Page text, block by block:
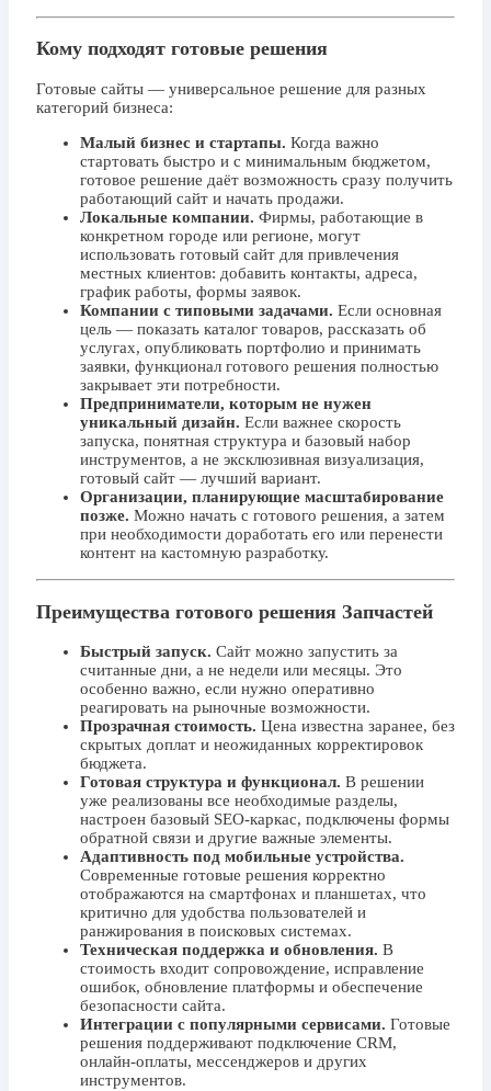
Кому подходят готовые решения
Готовые сайты — универсальное решение для разных
категорий бизнеса:
Малый бизнес и стартапы. Когда важно
стартовать быстро и с минимальным бюджетом,
готовое решение даёт возможность сразу получить
работающий сайт и начать продажи.
Локальные компании. Фирмы, работающие в
конкретном городе или регионе, могут
использовать готовый сайт для привлечения
местных клиентов: добавить контакты, адреса,
график работы, формы заявок.
Компании с типовыми задачами. Если основная
цель — показать каталог товаров, рассказать об
услугах, опубликовать портфолио и принимать
заявки, функционал готового решения полностью
закрывает эти потребности.
Предприниматели, которым не нужен
уникальный дизайн. Если важнее скорость
запуска, понятная структура и базовый набор
инструментов, а не эксклюзивная визуализация,
готовый сайт — лучший вариант.
Организации, планирующие масштабирование
позже. Можно начать с готового решения, а затем
при необходимости доработать его или перенести
контент на кастомную разработку.
Преимущества готового решения Запчастей
Быстрый запуск. Сайт можно запустить за
считанные дни, а не недели или месяцы. Это
особенно важно, если нужно оперативно
реагировать на рыночные возможности.
Прозрачная стоимость. Цена известна заранее, без
скрытых доплат и неожиданных корректировок
бюджета.
Готовая структура и функционал. В решении
уже реализованы все необходимые разделы,
настроен базовый SEO-каркас, подключены формы
обратной связи и другие важные элементы.
Адаптивность под мобильные устройства.
Современные готовые решения корректно
отображаются на смартфонах и планшетах, что
критично для удобства пользователей и
ранжирования в поисковых системах.
Техническая поддержка и обновления. В
стоимость входит сопровождение, исправление
ошибок, обновление платформы и обеспечение
безопасности сайта.
Интеграции с популярными сервисами. Готовые
решения поддерживают подключение CRM,
онлайн-оплаты, мессенджеров и других
инструментов.